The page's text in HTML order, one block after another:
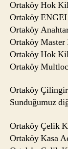
Ortaköy Hok
Ortaköy
Ortaköy
Ortaköy
Ortaköy Hok
Ortaköy
Ortaköy
Sunduğumuz
Ortaköy Çelik
Ortaköy Kasa